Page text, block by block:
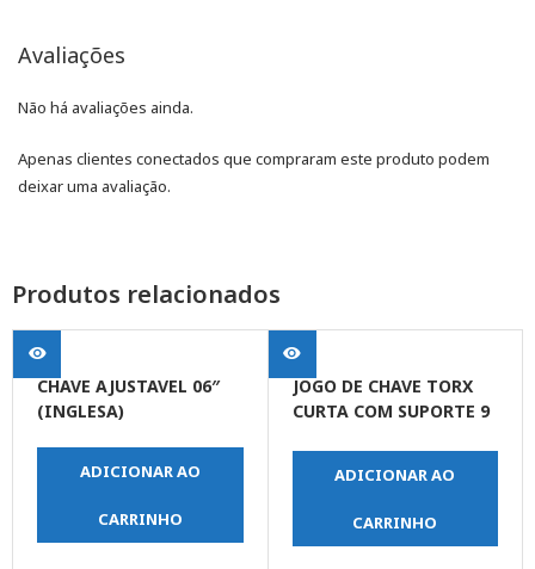
Avaliações
Não há avaliações ainda.
Apenas clientes conectados que compraram este produto podem
deixar uma avaliação.
Produtos relacionados
CHAVE AJUSTAVEL 06″
(INGLESA)
ADICIONAR AO
CARRINHO
JOGO DE CHAVE TORX
CURTA COM SUPORTE 9
ADICIONAR AO
CARRINHO